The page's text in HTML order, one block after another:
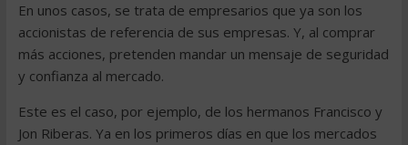
En unos casos, se trata de empresarios que ya son los
accionistas de referencia de sus empresas. Y, al comprar
más acciones, pretenden mandar un mensaje de seguridad
y confianza al mercado.
Este es el caso, por ejemplo, de los hermanos Francisco y
Jon Riberas. Ya en los primeros días en que los mercados